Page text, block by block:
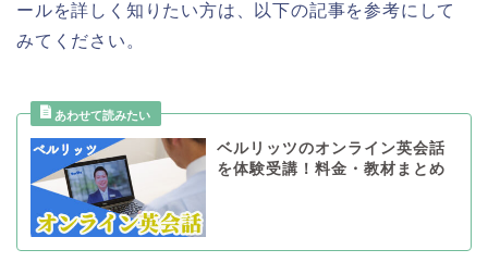
ールを詳しく知りたい方は、以下の記事を参考にして
みてください。
ベルリッツのオンライン英会話
を体験受講！料金・教材まとめ